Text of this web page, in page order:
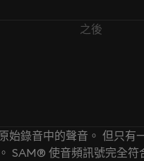
之後
始錄音中的聲音。 但只有
SAM® 使音頻訊號完全符